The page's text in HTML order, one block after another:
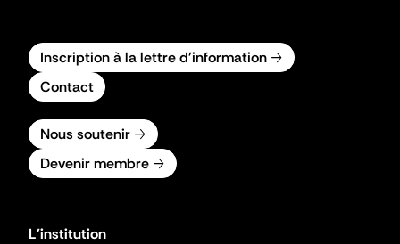
Inscription à la lettre d'information
Contact
Nous soutenir
Devenir membre
L'institution